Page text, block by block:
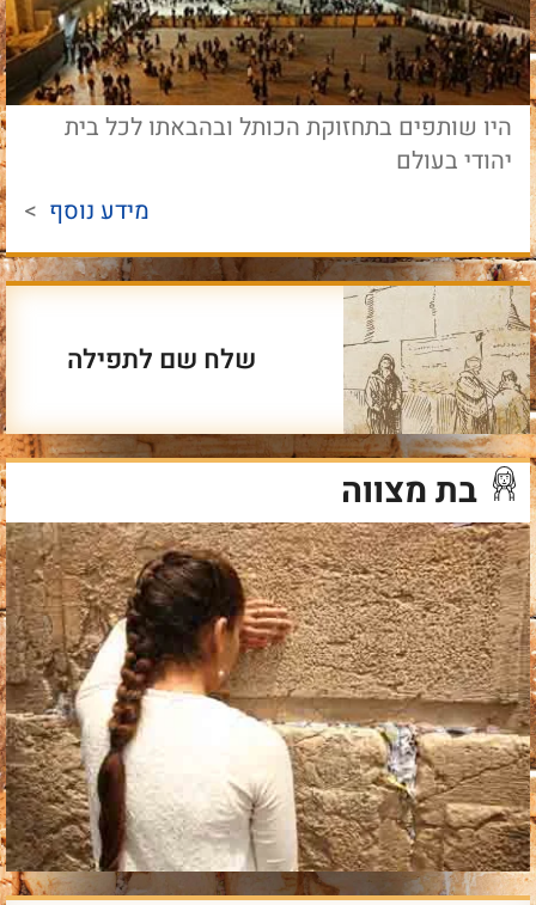
היו שותפים בתחזוקת הכותל ובהבאתו לכל בית
יהודי בעולם
מידע נוסף >
שלח שם לתפילה
בת מצווה